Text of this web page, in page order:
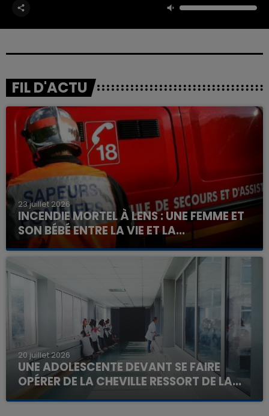
FIL D'ACTU
23 juillet 2026
INCENDIE MORTEL À LENS : UNE FEMME ET
SON BÉBÉ ENTRE LA VIE ET LA...
Un homme s'est immolé par le feu après avoir
aspergé sa compagne et leur bébé de trois mois
d'un liquide inflammable.
20 juillet 2026
UNE ADOLESCENTE DEVANT SE FAIRE
OPÉRER DE LA CHEVILLE RESSORT DE LA...
La famille a porté plainte contre la clinique qui a